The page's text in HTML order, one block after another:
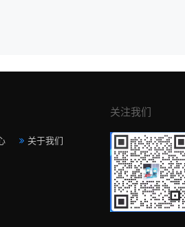
关于我们
关注我们